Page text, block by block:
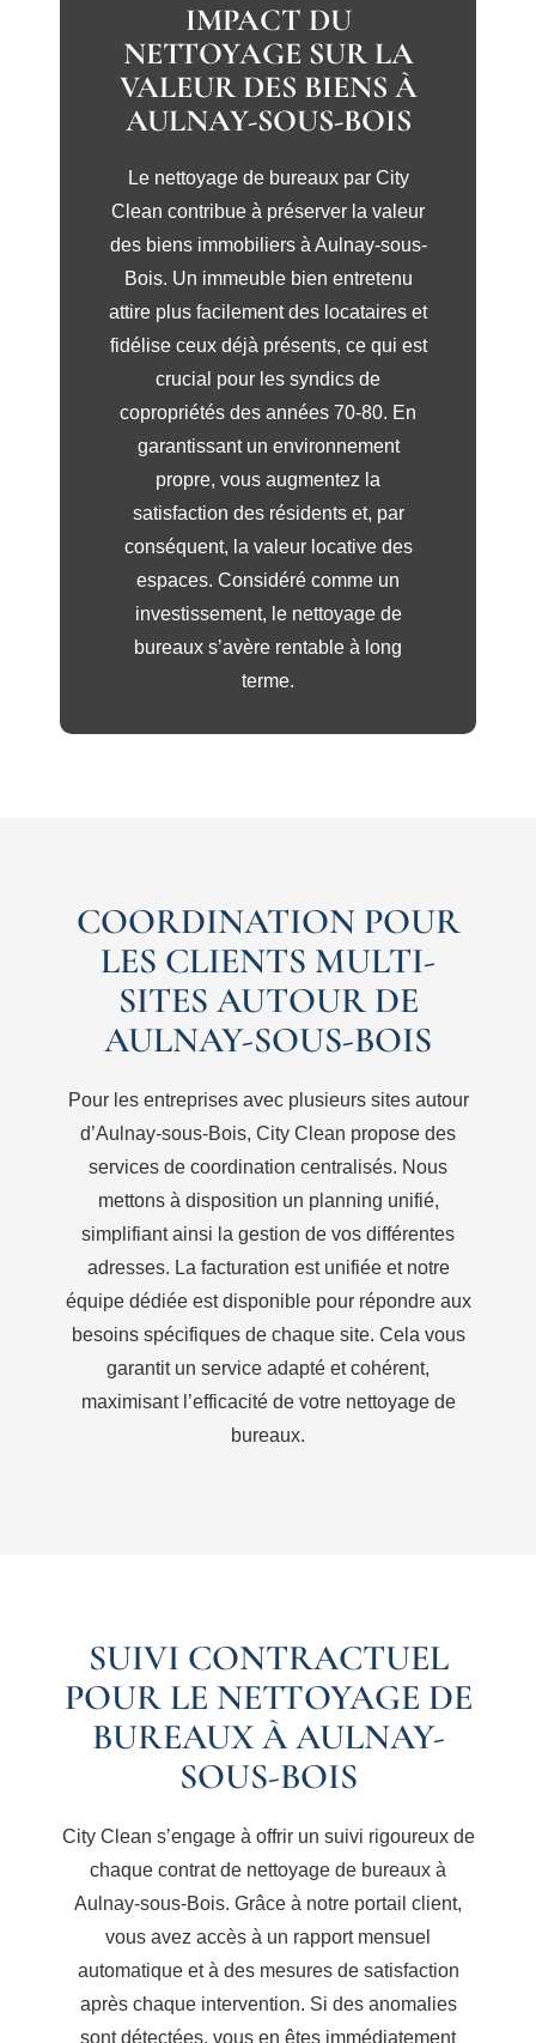
IMPACT DU
NETTOYAGE SUR LA
VALEUR DES BIENS À
AULNAY-SOUS-BOIS
Le nettoyage de bureaux par City
Clean contribue à préserver la valeur
des biens immobiliers à Aulnay-sous-
Bois. Un immeuble bien entretenu
attire plus facilement des locataires et
fidélise ceux déjà présents, ce qui est
crucial pour les syndics de
copropriétés des années 70-80. En
garantissant un environnement
propre, vous augmentez la
satisfaction des résidents et, par
conséquent, la valeur locative des
espaces. Considéré comme un
investissement, le nettoyage de
bureaux s’avère rentable à long
terme.
COORDINATION POUR
LES CLIENTS MULTI-
SITES AUTOUR DE
AULNAY-SOUS-BOIS
Pour les entreprises avec plusieurs sites autour
d’Aulnay-sous-Bois, City Clean propose des
services de coordination centralisés. Nous
mettons à disposition un planning unifié,
simplifiant ainsi la gestion de vos différentes
adresses. La facturation est unifiée et notre
équipe dédiée est disponible pour répondre aux
besoins spécifiques de chaque site. Cela vous
garantit un service adapté et cohérent,
maximisant l’efficacité de votre nettoyage de
bureaux.
SUIVI CONTRACTUEL
POUR LE NETTOYAGE DE
BUREAUX À AULNAY-
SOUS-BOIS
City Clean s’engage à offrir un suivi rigoureux de
chaque contrat de nettoyage de bureaux à
Aulnay-sous-Bois. Grâce à notre portail client,
vous avez accès à un rapport mensuel
automatique et à des mesures de satisfaction
après chaque intervention. Si des anomalies
sont détectées, vous en êtes immédiatement